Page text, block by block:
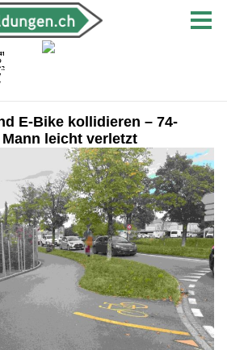
E-Bike kollidieren – 74-
leicht verletzt